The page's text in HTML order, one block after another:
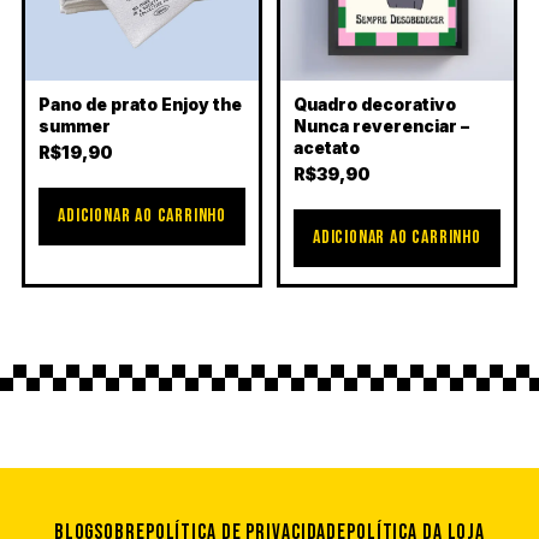
Pano de prato Enjoy the
summer
R$19,90
ADICIONAR AO CARRINHO
Quadro decorativo
Nunca reverenciar –
acetato
R$39,90
ADICIONAR AO CARRINHO
BlogSobrePolítica de privacidadePolítica da loja